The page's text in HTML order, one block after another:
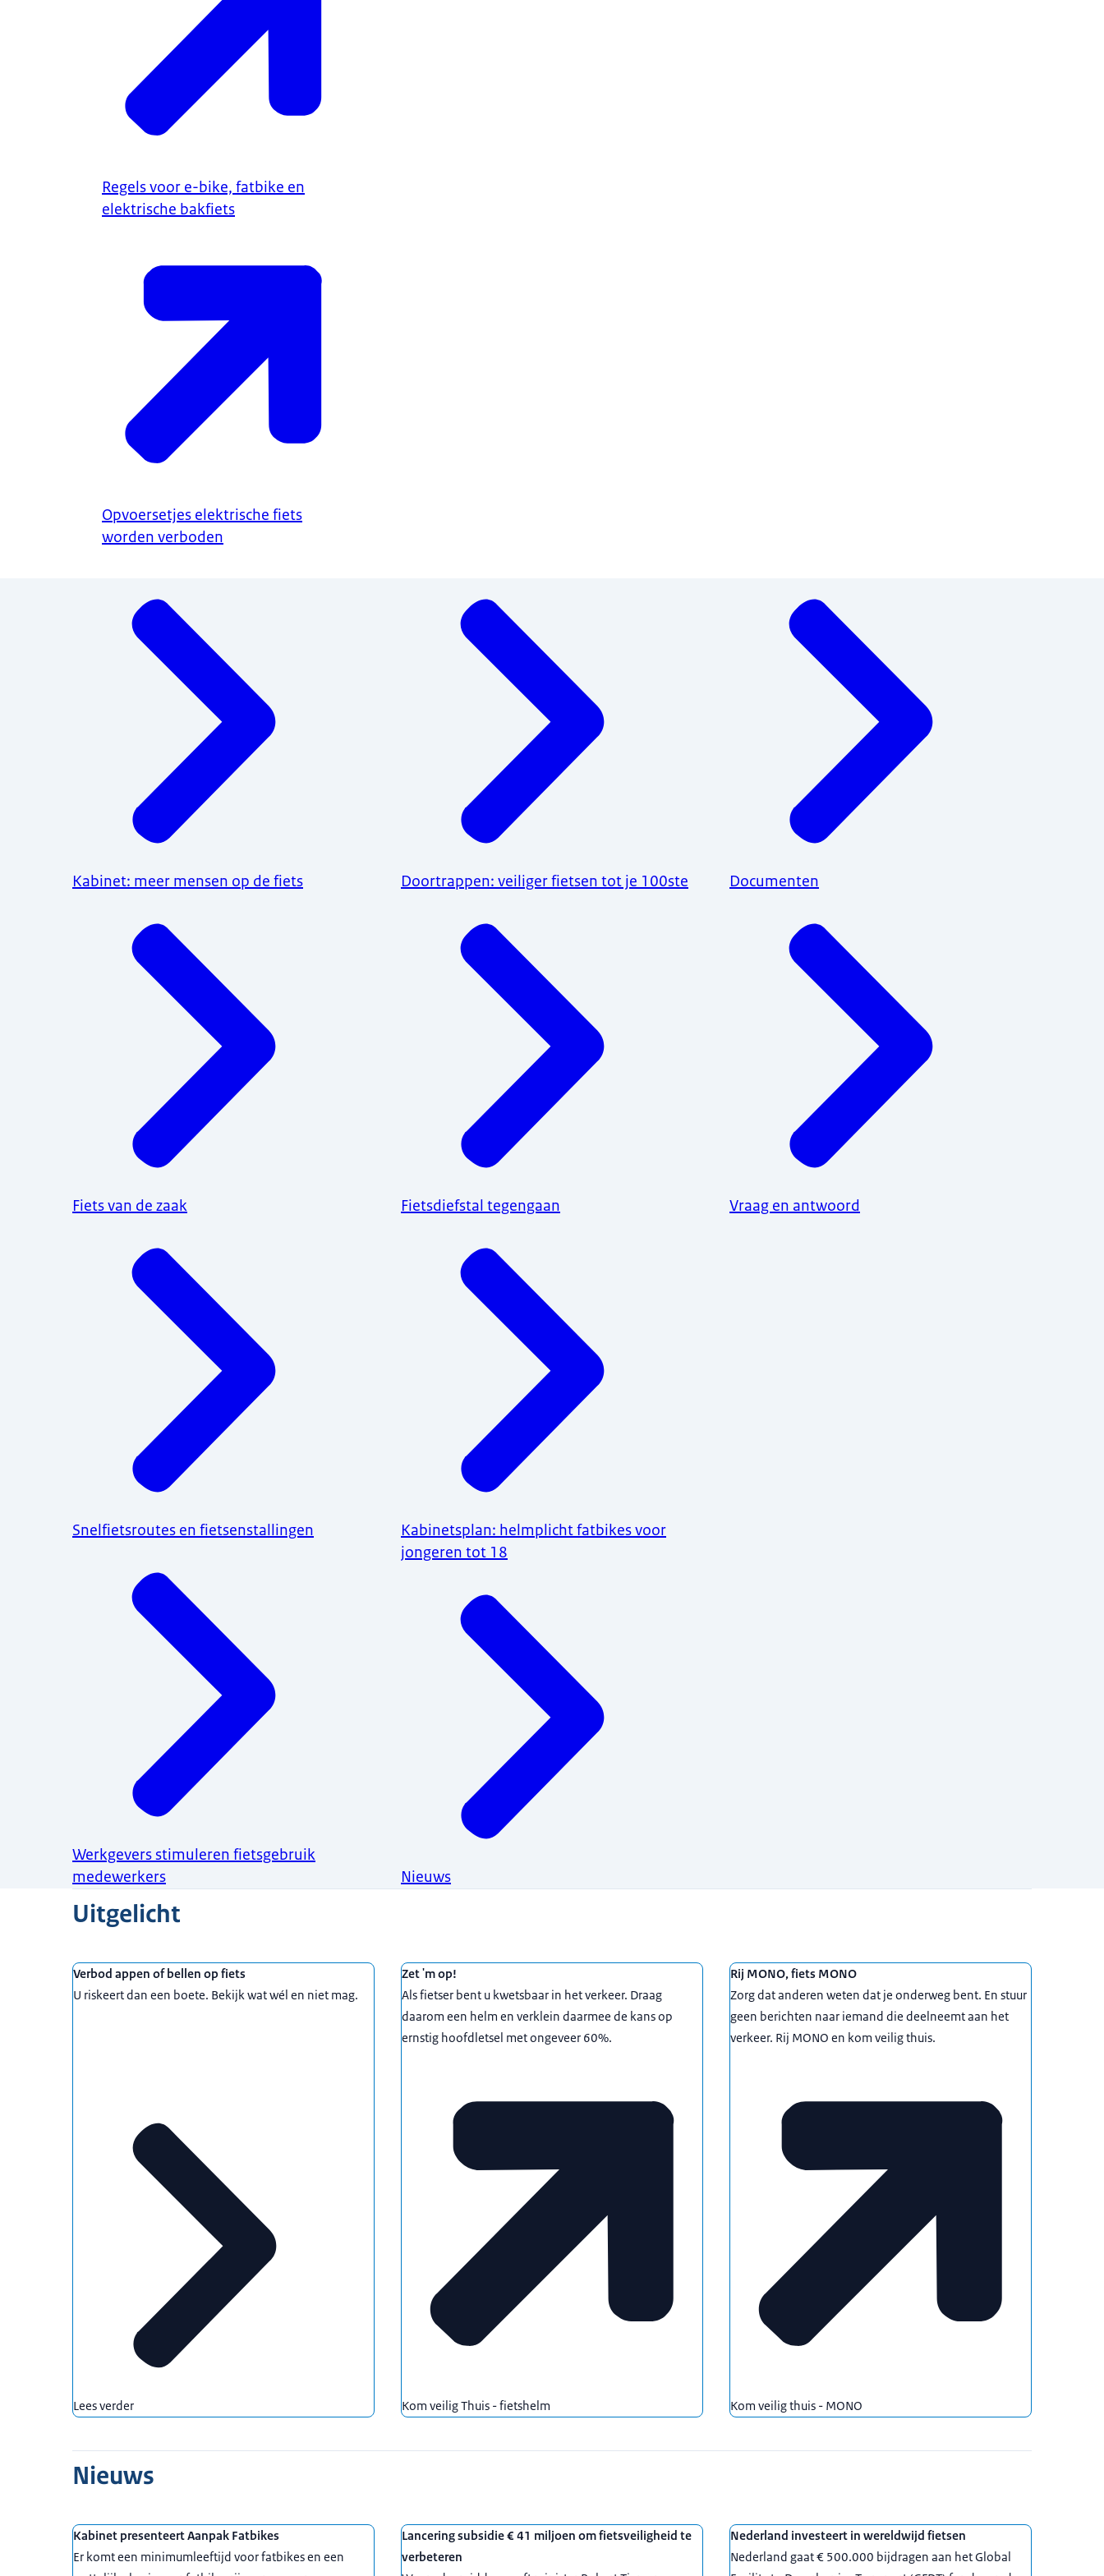
Regels voor e-bike, fatbike en
elektrische bakfiets
Opvoersetjes elektrische fiets
worden verboden
Kabinet: meer mensen op de fiets
Fiets van de zaak
Snelfietsroutes en fietsenstallingen
Werkgevers stimuleren fietsgebruik
medewerkers
Doortrappen: veiliger fietsen tot je 100ste
Fietsdiefstal tegengaan
Kabinetsplan: helmplicht fatbikes voor
jongeren tot 18
Nieuws
Documenten
Vraag en antwoord
Uitgelicht
Verbod appen of bellen op fiets
U riskeert dan een boete. Bekijk wat wél en niet mag.
Lees verder
Zet 'm op!
Als fietser bent u kwetsbaar in het verkeer. Draag
daarom een helm en verklein daarmee de kans op
ernstig hoofdletsel met ongeveer 60%.
Kom veilig Thuis - fietshelm
Rij MONO, fiets MONO
Zorg dat anderen weten dat je onderweg bent. En stuur
geen berichten naar iemand die deelneemt aan het
verkeer. Rij MONO en kom veilig thuis.
Kom veilig thuis - MONO
Nieuws
Kabinet presenteert Aanpak Fatbikes
Er komt een minimumleeftijd voor fatbikes en een
Lancering subsidie € 41 miljoen om fietsveiligheid te
verbeteren
Nederland investeert in wereldwijd fietsen
Nederland gaat € 500.000 bijdragen aan het Global